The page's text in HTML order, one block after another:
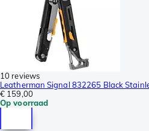
10 reviews
Leatherman Signal 832265 Black
€ 159,00
Op voorraad